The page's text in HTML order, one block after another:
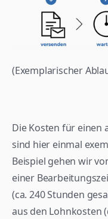
(Exemplarischer
Die Kosten für einen
sind hier einmal
Beispiel gehen wir
einer
(ca. 240 Stunden
aus den Lohnkosten